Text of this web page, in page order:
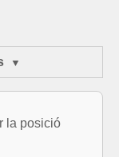
la posició